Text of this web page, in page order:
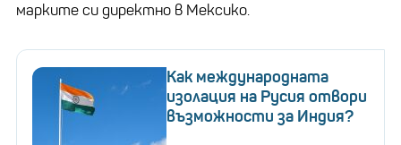
марките си директно в Мексико.
Как международната
изолация на Русия отвори
възможности за Индия?